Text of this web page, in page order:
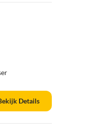
Details